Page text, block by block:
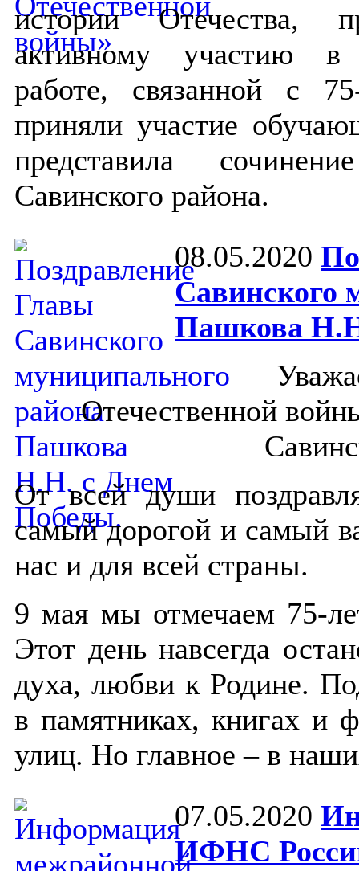
истории Отечества,
активному участию в
работе, связанной с
приняли участие
представила
Савинского района.
08.05.2020
Савинского
Пашкова
Отечественной
От всей души
самый дорогой и самый
нас и для всей страны.
9 мая мы отмечаем 75-
Этот день навсегда
духа, любви к Родине.
в памятниках, книгах и
улиц. Но главное – в
07.05.2020
ИФНС